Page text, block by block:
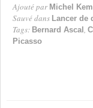
Ajouté par Michel
Sauvé dans Lancer de
Tags: Bernard Ascal ,
Picasso